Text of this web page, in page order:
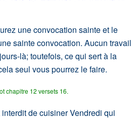
une convocation sainte et le
sainte convocation. Aucun travail
là; toutefois, ce qui sert à la
seul vous pourrez le faire.
chapitre 12 versets 16.
interdit de cuisiner Vendredi qui